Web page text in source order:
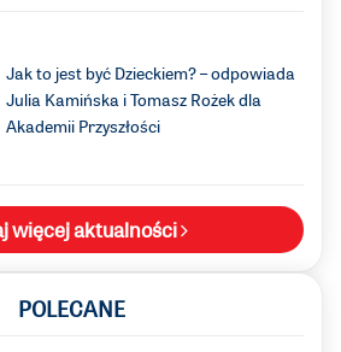
Jak to jest być Dzieckiem? – odpowiada
Julia Kamińska i Tomasz Rożek dla
Akademii Przyszłości
więcej aktualności
POLECANE